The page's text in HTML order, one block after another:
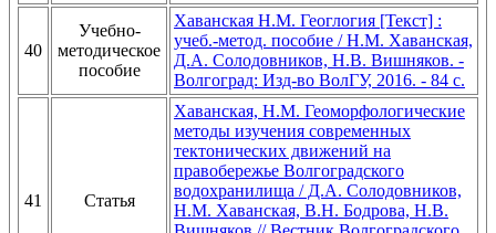
40
Учебно-
методическое
пособие
Хаванская Н.М. Геоглогия [Текст] :
учеб.-метод. пособие / Н.М. Хаванская,
Д.А. Солодовников, Н.В. Вишняков. -
Волгоград: Изд-во ВолГУ, 2016. - 84 с.
41 Статья
Хаванская, Н.М. Геоморфологические
методы изучения современных
тектонических движений на
правобережье Волгоградского
водохранилища / Д.А. Солодовников,
Н.М. Хаванская, В.Н. Бодрова, Н.В.